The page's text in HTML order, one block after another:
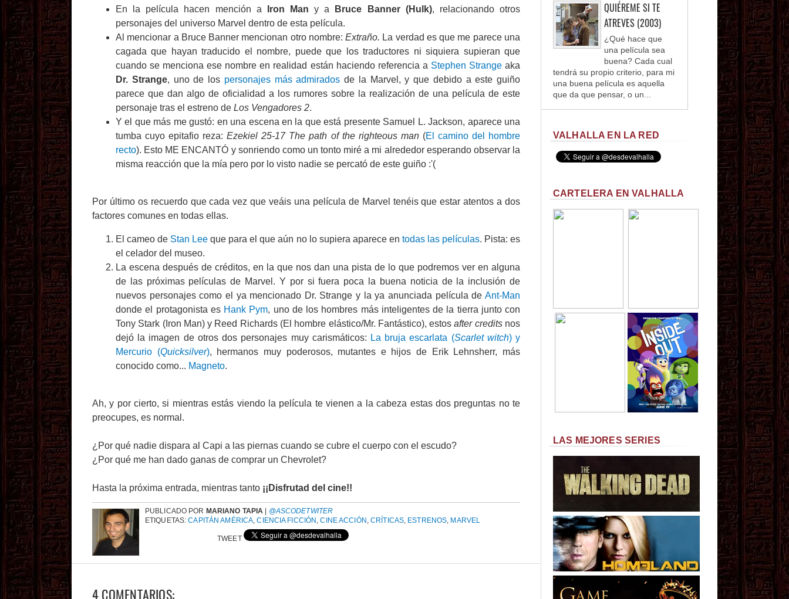
En la película hacen mención a Iron Man y a Bruce Banner (Hulk), relacionando otros
personajes del universo Marvel dentro de esta película.
Al mencionar a Bruce Banner mencionan otro nombre:Extraño. La verdad es que me parece una
cagada que hayan traducido el nombre, puede que los traductores ni siquiera supieran que
cuando se menciona ese nombre en realidad están haciendo referencia a Stephen Strangeaka
Dr. Strange, uno de los personajes más admirados de la Marvel, y que debido a este guiño
parece que dan algo de oficialidad a los rumores sobre la realización de una película de este
personaje tras el estreno de Los Vengadores 2.
Y el que más me gustó: en una escena en la que está presente Samuel L. Jackson, aparece una
tumba cuyo epitafio reza:Ezekiel 25-17 The path of the righteous man(El camino del hombre
recto). Esto ME ENCANTÓ y sonriendo como un tonto miré a mi alrededor esperando observar la
misma reacción que la mía pero por lo visto nadie se percató de este guiño :'(
Por último os recuerdo que cada vez que veáis una película de Marvel tenéis que estar atentos a dos
factores comunes en todas ellas.
El cameo de Stan Lee que para el que aún no lo supiera aparece en todas las películas. Pista: es
el celador del museo.
La escena después de créditos, en la que nos dan una pista de lo que podremos ver en alguna
de las próximas películas de Marvel. Y por si fuera poca la buena noticia de la inclusión de
nuevos personajes como el ya mencionado Dr. Strange y la ya anunciada película de Ant-Man
donde el protagonista es Hank Pym, uno de los hombres más inteligentes de la tierra junto con
Tony Stark (Iron Man) y Reed Richards (El hombre elástico/Mr. Fantástico), estosafter credits nos
dejó la imagen de otros dos personajes muy carismáticos: La bruja escarlata (Scarlet witch) y
Mercurio (Quicksilver), hermanos muy poderosos, mutantes e hijos de Erik Lehnsherr, más
conocido como... Magneto.
Ah, y por cierto, si mientras estás viendo la película te vienen a la cabeza estas dos preguntas no te
preocupes, es normal.
¿Por qué nadie dispara al Capi a las piernas cuando se cubre el cuerpo con el escudo?
¿Por qué me han dado ganas de comprar un Chevrolet?
Hasta la próxima entrada, mientras tanto ¡¡Disfrutad del cine!!
PUBLICADO POR MARIANO TAPIA
@ASCODETWITER
ETIQUETAS:CAPITÁN AMÉRICA,CIENCIA FICCIÓN ,CINE ACCIÓN ,CRÍTICAS, ESTRENOS, MARVEL
TWEET
4 COMENTARIOS:
QUIÉREME SI TE
ATREVES (2003)
¿Qué hace que
una película sea
buena? Cada cual
tendrá su propio criterio, para mi
una buena película es aquella
que da que pensar, o un...
VALHALLA EN LA RED
CARTELERA EN VALHALLA
LAS MEJORES SERIES